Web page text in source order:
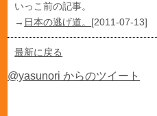
いっこ前の記事。
→ 日本の逃げ道。 [2011-07-13]
最新に戻る
@yasunori からのツイート